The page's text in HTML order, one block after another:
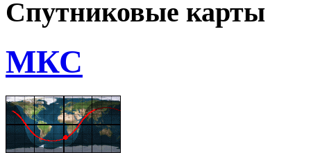
Спутниковые карты
МКС